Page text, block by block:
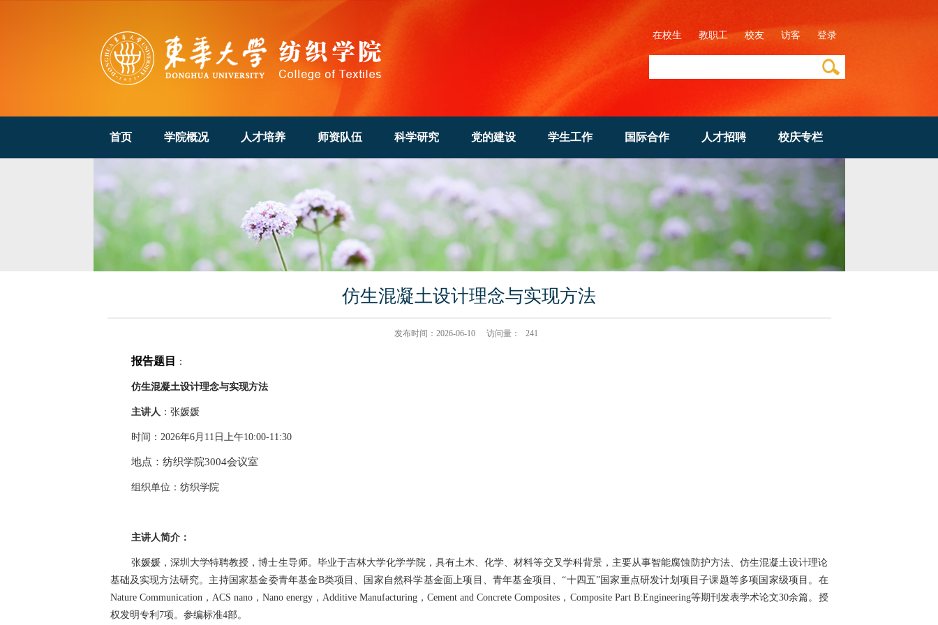
在校生 教职工 校友 访客 登录
首页 学院概况 人才培养 师资队伍 科学研究 党的建设 学生工作 国际合作 人才招聘 校庆专栏
仿生混凝土设计理念与实现方法
发布时间：2026-06-10 访问量： 241
报告题目 ：
仿生混凝土设计理念与实现方法
主讲人 ： 张媛媛
时间： 2026年6月 11 日 上午10:00-11:30
地点：纺织学院3004会议室
组织单位：纺织学院
主讲人简介：
张媛媛，深圳大学特聘教授，博士生导师。毕业于吉林大学化学学院，具有土木、化学、材料等交叉学科背景，主要从事智能腐蚀防护方法、仿生混凝土设计理论
基础及实现方法研究。主持国家基金委青年基金B类项目、国家自然科学基金面上项目、青年基金项目、“十四五”国家重点研发计划项目子课题等多项国家级项目。在
Nature Communication ， ACS nano， Nano energy， Additive Manufacturing ，Cement and Concrete Composites ， Composite Part B:Engineering等期刊发表学术论文30余篇。授
权发明专利 7项。参编标准4部。